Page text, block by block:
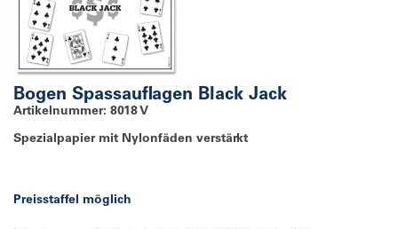
Bogen Spassauflagen Black Jack
Artikelnummer: 8018 V
Spezialpapier mit Nylonfäden verstärkt
Preisstaffel möglich